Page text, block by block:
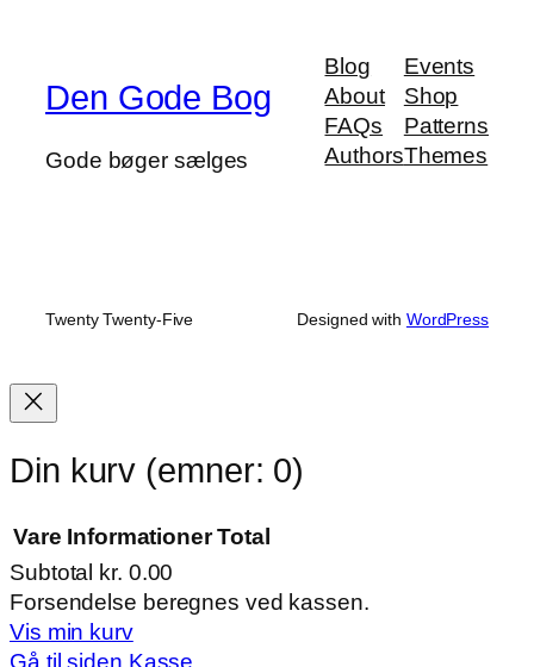
Den Gode Bog
Gode bøger sælges
Blog
About
FAQs
Authors
Events
Shop
Patterns
Themes
Twenty Twenty-Five Designed with WordPress
Din kurv (emner: 0)
Varer
i
Vare Informationer Total
Subtotal kr. 0.00
Forsendelse beregnes ved kassen.
Vis min kurv
Gå til siden Kasse